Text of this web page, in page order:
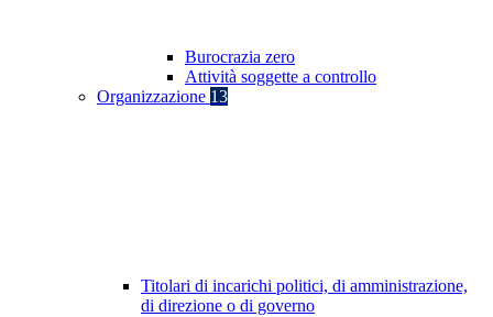
Burocrazia zero
Attività soggette a controllo
Organizzazione 13
Titolari di incarichi politici, di amministrazione,
di direzione o di governo